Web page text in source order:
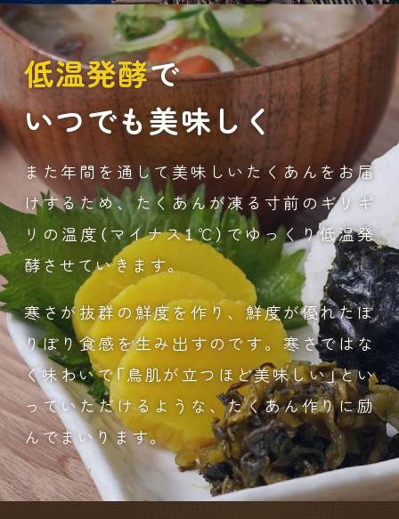
低温発酵で
いつでも美味しく
また年間を通して美味しいたくあんをお届
けするため、たくあんが凍る寸前のギリギ
リの温度（マイナス1℃）でゆっくり低温発
酵させていきます。
寒さが抜群の鮮度を作り、鮮度が優れたぽ
りぽり食感を生み出すのです。寒さではな
く味わいで「鳥肌が立つほど美味しい」とい
っていただけるような、たくあん作りに励
んでまいります。